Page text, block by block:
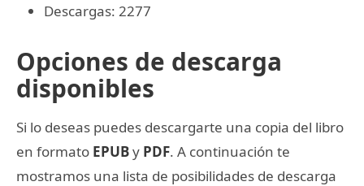
Descargas: 2277
Opciones de descarga
disponibles
Si lo deseas puedes descargarte una copia del libro
en formato EPUBy PDF. A continuación te
mostramos una lista de posibilidades de descarga